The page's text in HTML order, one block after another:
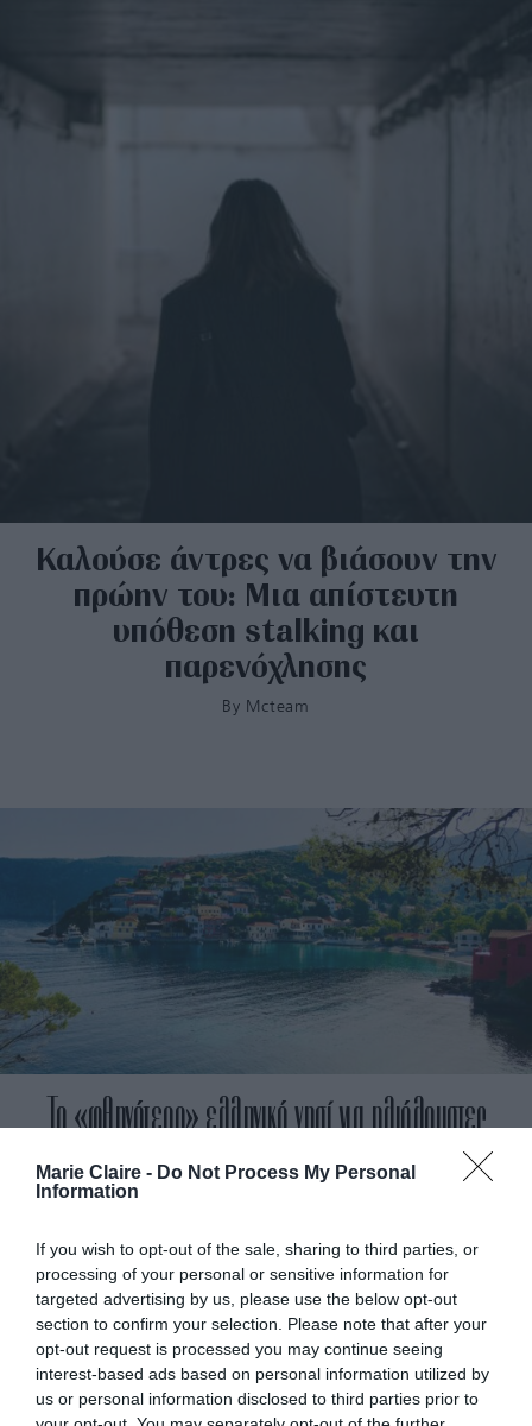
Marie Claire - Do Not Process My Personal
Information
If you wish to opt-out of the sale, sharing to third parties, or
processing of your personal or sensitive information for
targeted advertising by us, please use the below opt-out
section to confirm your selection. Please note that after your
opt-out request is processed you may continue seeing
interest-based ads based on personal information utilized by
us or personal information disclosed to third parties prior to
Καλούσε άντρες να βιάσουν την
πρώην του: Μια απίστευτη
υπόθεση stalking και
παρενόχλησης
By Mcteam
Το «φθηνότερο» ελληνικό νησί για ηλιόλουστες
διακοπές
ADVERTISEMENT - CONTINUE READING BELOW